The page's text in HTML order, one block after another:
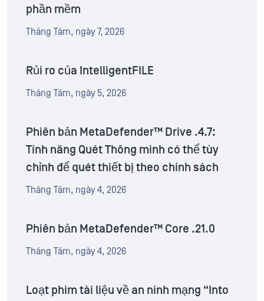
phần mềm
Tháng Tám, ngày 7, 2026
Rủi ro của IntelligentFILE
Tháng Tám, ngày 5, 2026
Phiên bản MetaDefender™ Drive .4.7:
Tính năng Quét Thông minh có thể tùy
chỉnh để quét thiết bị theo chính sách
Tháng Tám, ngày 4, 2026
Phiên bản MetaDefender™ Core .21.0
Tháng Tám, ngày 4, 2026
Loạt phim tài liệu về an ninh mạng “Into